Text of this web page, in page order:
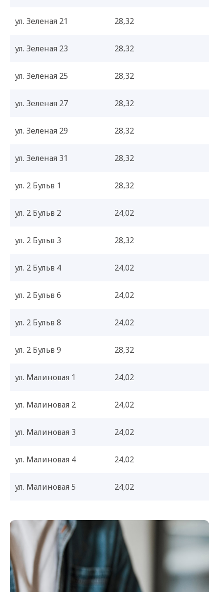
ул. Зеленая 21 28,32
ул. Зеленая 23 28,32
ул. Зеленая 25 28,32
ул. Зеленая 27 28,32
ул. Зеленая 29 28,32
ул. Зеленая 31 28,32
ул. 2 Бульв 1 28,32
ул. 2 Бульв 2 24,02
ул. 2 Бульв 3 28,32
ул. 2 Бульв 4 24,02
ул. 2 Бульв 6 24,02
ул. 2 Бульв 8 24,02
ул. 2 Бульв 9 28,32
ул. Малиновая 1 24,02
ул. Малиновая 2 24,02
ул. Малиновая 3 24,02
ул. Малиновая 4 24,02
ул. Малиновая 5 24,02